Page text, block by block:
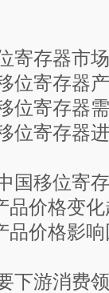
存器市
寄存器产
寄存器需
寄存器进
移位寄存
格变化
格影响
游消费领